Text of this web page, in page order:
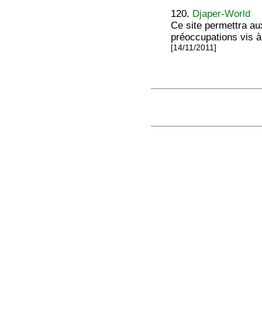
120. Djaper-World
Ce site permettra
préoccupations vis
[14/11/2011]